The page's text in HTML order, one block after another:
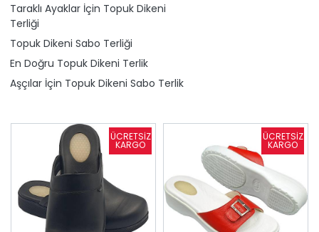
Taraklı Ayaklar İçin Topuk Dikeni
Terliği
Topuk Dikeni Sabo Terliği
En Doğru Topuk Dikeni Terlik
Aşçılar İçin Topuk Dikeni Sabo Terlik